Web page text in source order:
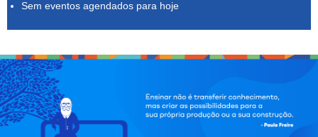
Sem eventos agendados para hoje